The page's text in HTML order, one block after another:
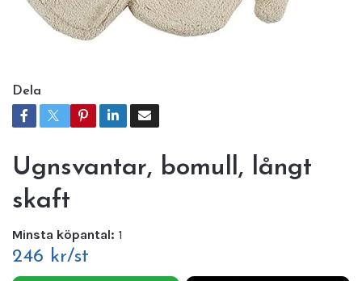
Dela
Ugnsvantar, bomull, långt
skaft
Minsta köpantal: 1
246 kr/st